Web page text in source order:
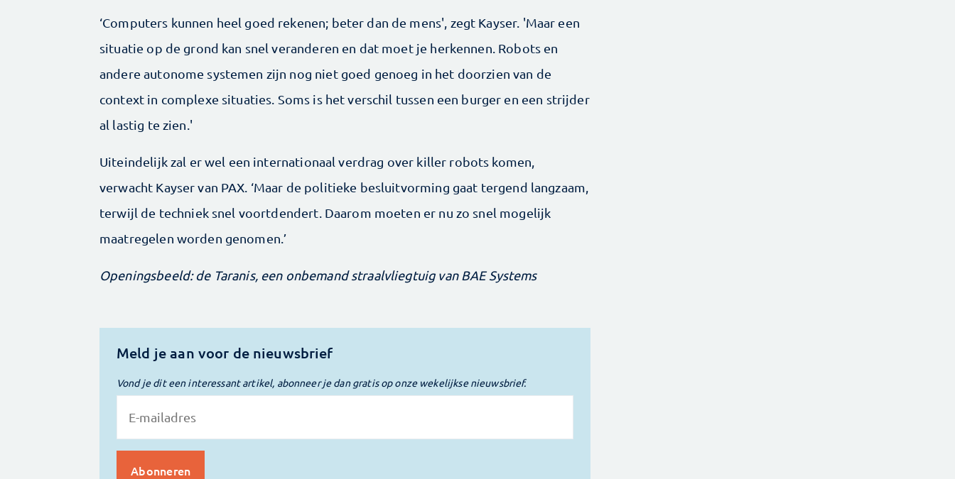
‘Computers kunnen heel goed rekenen; beter dan de mens', zegt Kayser. 'Maar een
situatie op de grond kan snel veranderen en dat moet je herkennen. Robots en
andere autonome systemen zijn nog niet goed genoeg in het doorzien van de
context in complexe situaties. Soms is het verschil tussen een burger en een strijder
al lastig te zien.'
Uiteindelijk zal er wel een internationaal verdrag over killer robots komen,
verwacht Kayser van PAX. ‘Maar de politieke besluitvorming gaat tergend langzaam,
terwijl de techniek snel voortdendert. Daarom moeten er nu zo snel mogelijk
maatregelen worden genomen.’
Openingsbeeld: de Taranis, een onbemand straalvliegtuig van BAE Systems
Meld je aan voor de nieuwsbrief
Vond je dit een interessant artikel, abonneer je dan gratis op onze wekelijkse nieuwsbrief.